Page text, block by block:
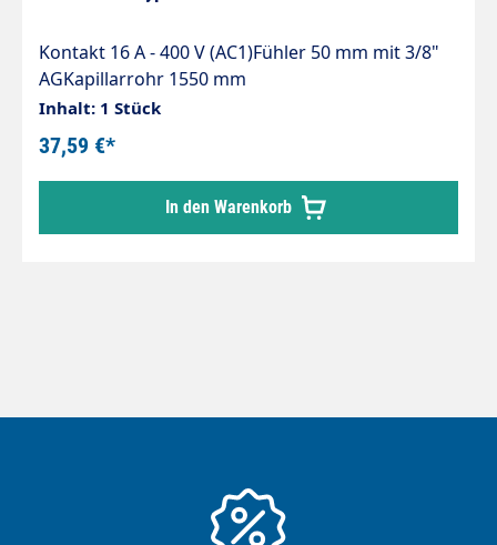
Kontakt 16 A - 400 V (AC1)Fühler 50 mm mit 3/8"
AGKapillarrohr 1550 mm
Inhalt: 1 Stück
37,59 €*
In den Warenkorb